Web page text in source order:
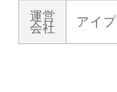
運営
会社
アイ